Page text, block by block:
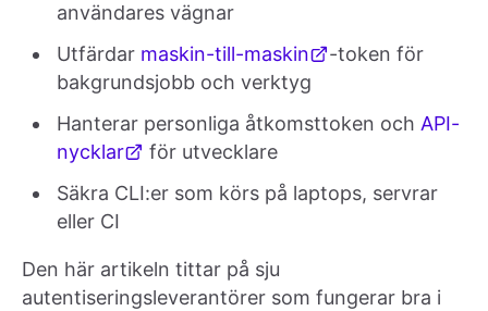
användares vägnar
Utfärdar maskin-till-maskin
-token för
bakgrundsjobb och verktyg
Hanterar personliga åtkomsttoken och API-
nycklar
för utvecklare
Säkra CLI:er som körs på laptops, servrar
eller CI
Den här artikeln tittar på sju
autentiseringsleverantörer som fungerar bra i